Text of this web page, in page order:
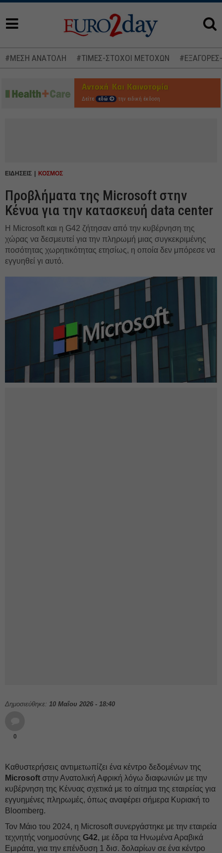
#ΜΕΣΗ ΑΝΑΤΟΛΗ #ΤΙΜΕΣ-ΣΤΟΧΟΙ ΜΕΤΟΧΩΝ
Δείτε εδώ την ειδική έκδοση
ΕΙΔΗΣΕΙΣ ΚΟΣΜΟΣ
Προβλήματα της Microsoft στην
Κένυα για την κατασκευή data center
Η Microsoft και η G42 ζήτησαν από την κυβέρνηση της
χώρας να δεσμευτεί για την πληρωμή μιας συγκεκριμένης
ποσότητας χωρητικότητας ετησίως, η οποία δεν μπόρεσε να
εγγυηθεί γι αυτό.
Δημοσιεύθηκε: 10 Μαΐου 2026 - 18:40
0
Καθυστερήσεις αντιμετωπίζει ένα κέντρο δεδομένων της
Microsoft στην Ανατολική Αφρική λόγω διαφωνιών με την
κυβέρνηση της Κένυας σχετικά με το αίτημα της εταιρείας για
εγγυημένες πληρωμές, όπως αναφέρει σήμερα Κυριακή το
Bloomberg.
Τον Μάιο του 2024, η Microsoft συνεργάστηκε με την εταιρεία
τεχνητής νοημοσύνης G42, με έδρα τα Ηνωμένα Αραβικά
Εμιράτα, για την επένδυση 1 δισ. δολαρίων σε ένα κέντρο